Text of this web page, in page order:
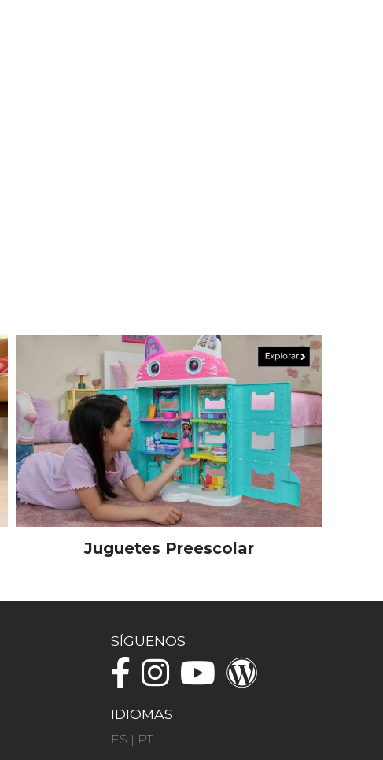
Juguetes Preescolar
SÍGUENOS
IDIOMAS
ES | PT